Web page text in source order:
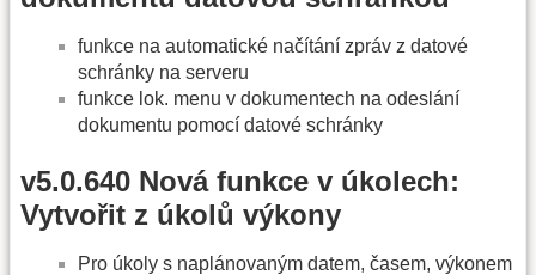
funkce na automatické načítání zpráv z datové
schránky na serveru
funkce lok. menu v dokumentech na odeslání
dokumentu pomocí datové schránky
v5.0.640 Nová funkce v úkolech:
Vytvořit z úkolů výkony
Pro úkoly s naplánovaným datem, časem, výkonem